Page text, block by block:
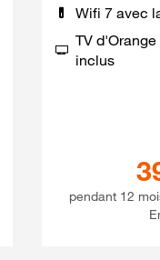
Série spéciale 120Go 5G
Wifi 7 avec
TV
inclus
pendant 12